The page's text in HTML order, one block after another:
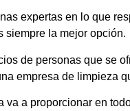
expertas en lo que
siempre la mejor opción.
de personas que se
empresa de limpieza
va a proporcionar en